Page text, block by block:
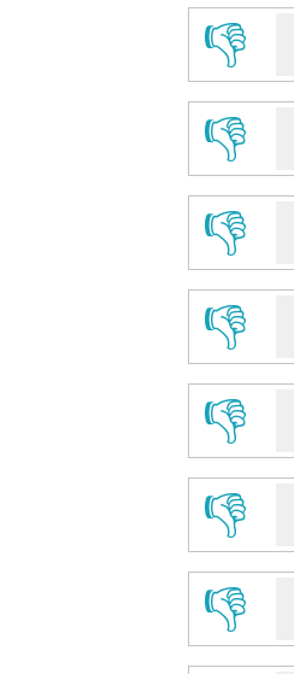
👎
👎
👎
👎
👎
👎
👎